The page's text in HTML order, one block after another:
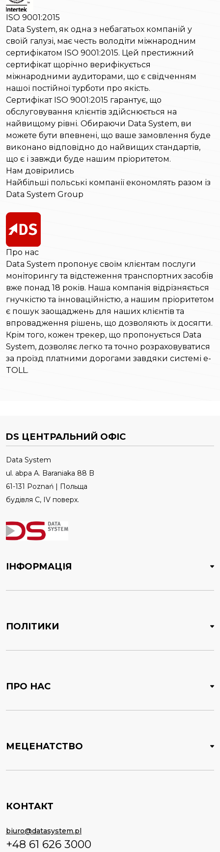
ISO 9001:2015
Data System, як одна з небагатьох компаній у
своїй галузі, має честь володіти міжнародним
сертифікатом ISO 9001:2015. Цей престижний
сертифікат щорічно верифікується
міжнародними аудиторами, що є свідченням
нашої постійної турботи про якість.
Сертифікат ISO 9001:2015 гарантує, що
обслуговування клієнтів здійснюється на
найвищому рівні. Обираючи Data System, ви
можете бути впевнені, що ваше замовлення буде
виконано відповідно до найвищих стандартів,
що є і завжди буде нашим пріоритетом.
Нам довірились
Найбільші польські компанії економлять разом із
Data System Group
Про нас
Data System пропонує своїм клієнтам послуги
моніторингу та відстеження транспортних засобів
вже понад 18 років. Наша компанія відрізняється
гнучкістю та інноваційністю, а нашим пріоритетом
є пошук заощаджень для наших клієнтів та
впровадження рішень, що дозволяють їх досягти.
Крім того, кожен трекер, що пропонується Data
System, дозволяє легко та точно розраховуватися
за проїзд платними дорогами завдяки системі e-
TOLL.
DS ЦЕНТРАЛЬНИЙ ОФІС
Data System
ul. abpa A. Baraniaka 88 B
61-131 Poznań | Польща
будівля C, IV поверх.
ІНФОРМАЦІЯ
ПОЛІТИКИ
ПРО НАС
МЕЦЕНАТСТВО
КОНТАКТ
biuro@datasystem.pl
+48 61 626 3000